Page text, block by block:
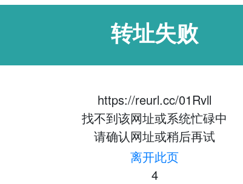
转址失败
https://reurl.cc/01Rvll
找不到该网址或系统忙碌中
请确认网址或稍后再试
离开此页
4